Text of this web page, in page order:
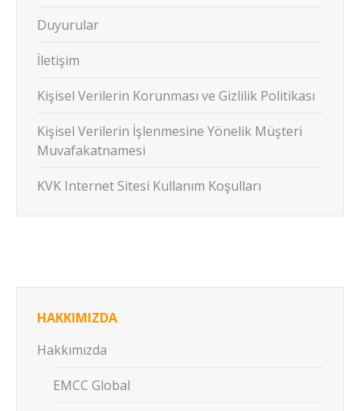
Duyurular
İletişim
Kişisel Verilerin Korunması ve Gizlilik Politikası
Kişisel Verilerin İşlenmesine Yönelik Müşteri
Muvafakatnamesi
KVK Internet Sitesi Kullanım Koşulları
HAKKIMIZDA
Hakkımızda
EMCC Global